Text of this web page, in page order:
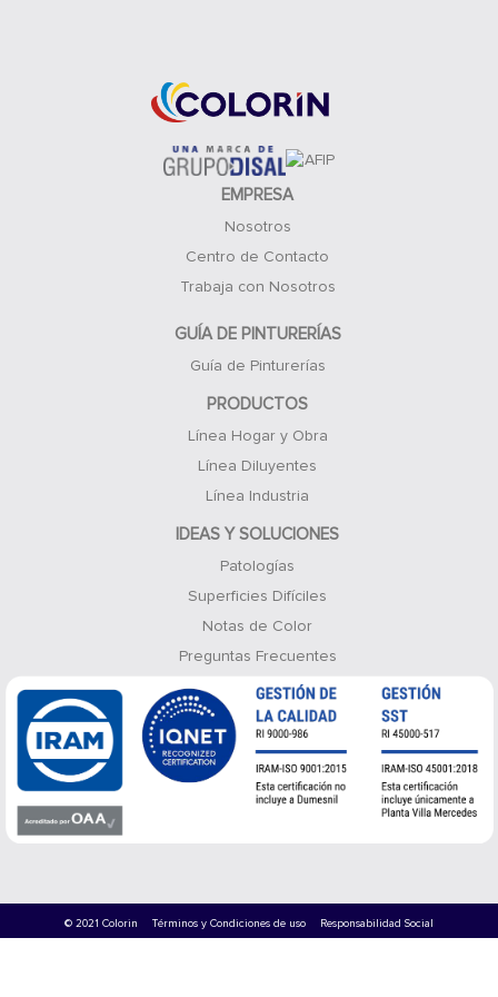
EMPRESA
Nosotros
Centro de Contacto
Trabaja con Nosotros
GUÍA DE PINTURERÍAS
Guía de Pinturerías
PRODUCTOS
Línea Hogar y Obra
Línea Diluyentes
Línea Industria
IDEAS Y SOLUCIONES
Patologías
Superficies Difíciles
Notas de Color
Preguntas Frecuentes
© 2021 Colorin Términos y Condiciones de uso Responsabilidad Social